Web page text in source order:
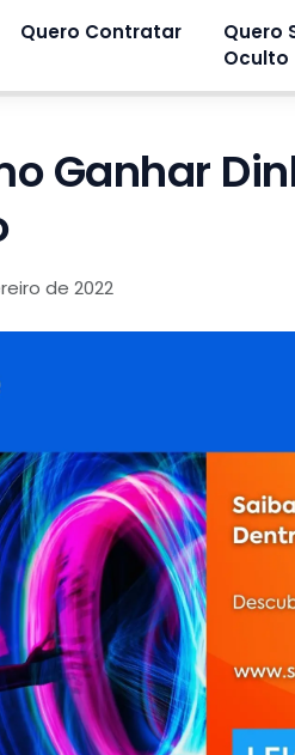
Quero Contratar
Quero
Oculto
Ganhar
de 2022